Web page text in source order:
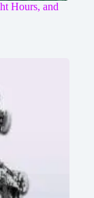
Hours, and